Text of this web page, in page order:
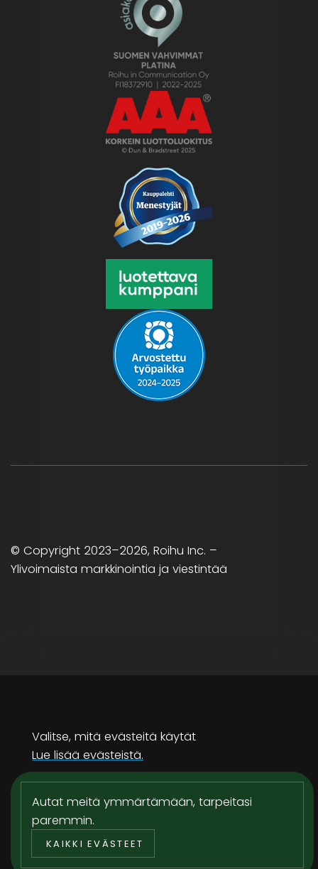
Valitse, mitä evästeitä käytät
Lue lisää evästeistä.
Autat meitä ymmärtämään, tarpeitasi
paremmin.
KAIKKI EVÄSTEET
© Copyright 2023–2026, Roihu Inc. –
Ylivoimaista markkinointia ja viestintää
Sähköposti
Puhelinnumero Vaaditaan